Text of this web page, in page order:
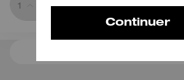
Sold Out